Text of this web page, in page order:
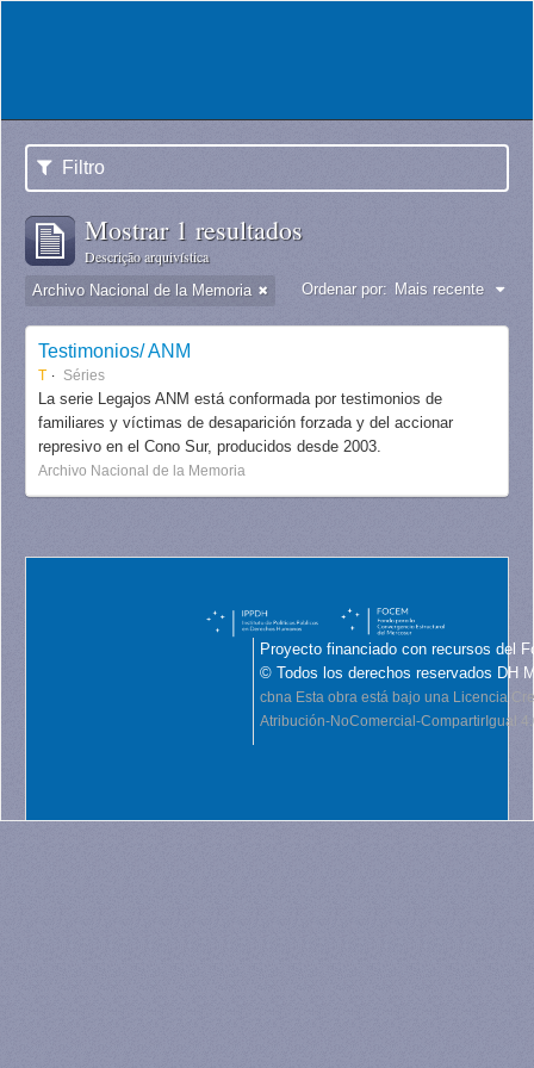
Filtro
Mostrar 1 resultados
Descrição arquivística
Archivo Nacional de la Memoria Ordenar por: Mais recente
Testimonios/ ANM
T Séries
La serie Legajos ANM está conformada por testimonios de
familiares y víctimas de desaparición forzada y del accionar
represivo en el Cono Sur, producidos desde 2003.
Archivo Nacional de la Memoria
Proyecto financiado con recursos del
© Todos los derechos reservados DH
cbna Esta obra está bajo una Licencia
Atribución-NoComercial-CompartirIgual